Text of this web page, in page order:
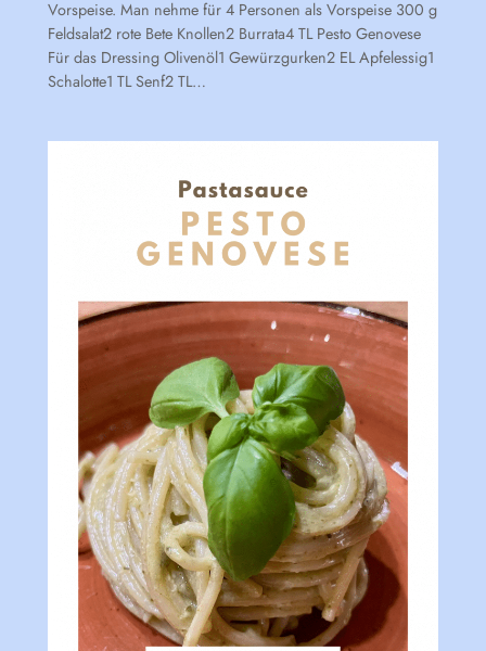
Vorspeise. Man nehme für 4 Personen als Vorspeise 300 g
Feldsalat2 rote Bete Knollen2 Burrata4 TL Pesto Genovese
Für das Dressing Olivenöl1 Gewürzgurken2 EL Apfelessig1
Schalotte1 TL Senf2 TL…